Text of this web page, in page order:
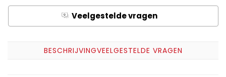
Q Veelgestelde vragen
BESCHRIJVINGVEELGESTELDE VRAGEN